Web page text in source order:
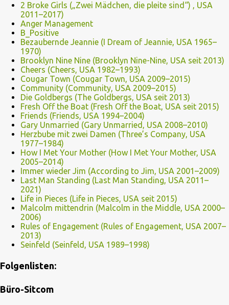
2 Broke Girls („Zwei Mädchen, die pleite sind“) , USA
2011–2017)
Anger Management
B_Positive
Bezaubernde Jeannie (I Dream of Jeannie, USA 1965–
1970)
Brooklyn Nine Nine (Brooklyn Nine-Nine, USA seit 2013)
Cheers (Cheers, USA 1982–1993)
Cougar Town (Cougar Town, USA 2009–2015)
Community (Community, USA 2009–2015)
Die Goldbergs (The Goldbergs, USA seit 2013)
Fresh Off the Boat (Fresh Off the Boat, USA seit 2015)
Friends (Friends, USA 1994–2004)
Gary Unmarried (Gary Unmarried, USA 2008–2010)
Herzbube mit zwei Damen (Three’s Company, USA
1977–1984)
How I Met Your Mother (How I Met Your Mother, USA
2005–2014)
Immer wieder Jim (According to Jim, USA 2001–2009)
Last Man Standing (Last Man Standing, USA 2011–
2021)
Life in Pieces (Life in Pieces, USA seit 2015)
Malcolm mittendrin (Malcolm in the Middle, USA 2000–
2006)
Rules of Engagement (Rules of Engagement, USA 2007–
2013)
Seinfeld (Seinfeld, USA 1989–1998)
Folgenlisten:
Büro-Sitcom